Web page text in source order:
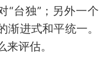
“台独”；另外一个
渐进式和平统一。
评估。